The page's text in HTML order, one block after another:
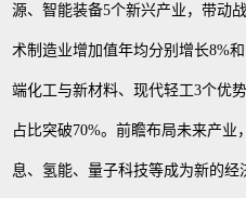
源、智能装备5个新兴产业，带动
术制造业增加值年均分别增长8%
端化工与新材料、现代轻工3个优
占比突破70%。前瞻布局未来产
息、氢能、量子科技等成为新的经